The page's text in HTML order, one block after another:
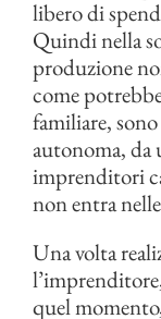
libero di
Quindi nella
produzione
come
familiare,
autonoma, da
imprenditori
non entra
Una volta
quel